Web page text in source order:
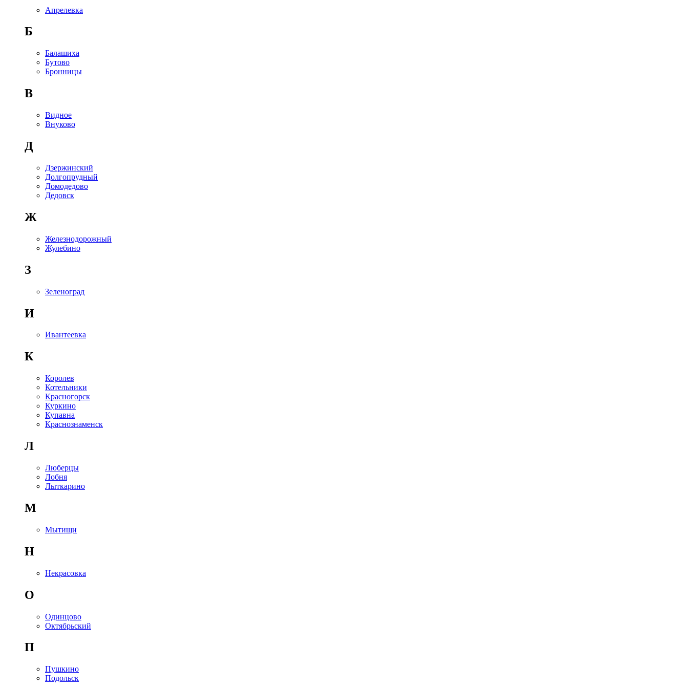
Апрелевка
Б
Балашиха
Бутово
Бронницы
В
Видное
Внуково
Д
Дзержинский
Долгопрудный
Домодедово
Дедовск
Ж
Железнодорожный
Жулебино
З
Зеленоград
И
Ивантеевка
К
Королев
Котельники
Красногорск
Куркино
Купавна
Краснознаменск
Л
Люберцы
Лобня
Лыткарино
М
Мытищи
Н
Некрасовка
О
Одинцово
Октябрьский
П
Пушкино
Подольск